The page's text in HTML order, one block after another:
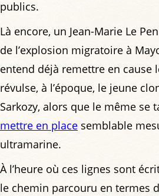
publics.
Là encore, un Jean-Marie Le
de l’explosion migratoire à
entend déjà remettre en cause
révulse, à l’époque, le jeune
Sarkozy, alors que le même se
mettre en place semblable
ultramarine.
À l’heure où ces lignes sont
le chemin parcouru en termes